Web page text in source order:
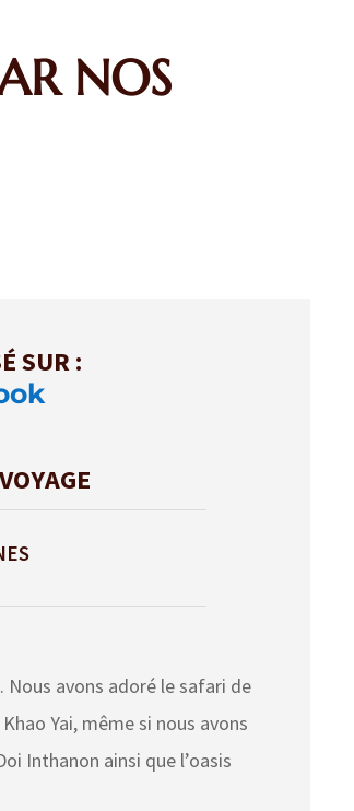
NOS
SUR :
avons adoré le safari de
Yai, même si nous avons
Inthanon ainsi que l’oasis